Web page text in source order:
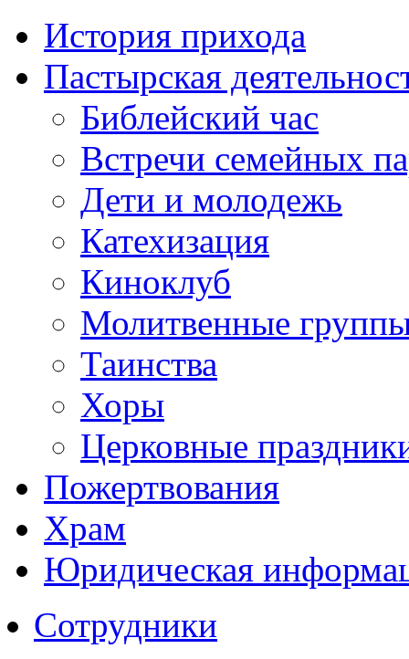
История прихода
Пастырская
Библейский час
Встречи семейных
Дети и молодежь
Катехизация
Киноклуб
Молитвенные
Таинства
Хоры
Церковные
Пожертвования
Храм
Юридическая
Сотрудники